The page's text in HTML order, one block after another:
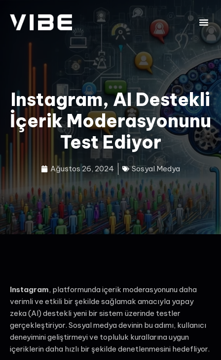
Instagram, AI Destekli
İçerik Moderasyonunu
Test Ediyor
Ağustos 26, 2024 Sosyal Medya
Instagram, platformunda içerik moderasyonunu daha
verimli ve etkili bir şekilde sağlamak amacıyla yapay
zeka (AI) destekli yeni bir sistem üzerinde testler
gerçekleştiriyor. Sosyal medya devinin bu adımı, kullanıcı
deneyimini geliştirmeyi ve topluluk kurallarına uygun
içeriklerin daha hızlı bir şekilde denetlenmesini hedefliyor.